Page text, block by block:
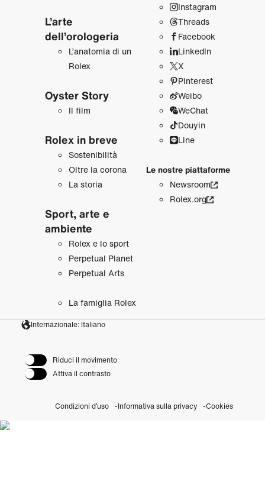
L’arte
dell’orologeria
L’anatomia di un
Rolex
Oyster Story
Il film
Rolex in breve
Sostenibilità
Oltre la corona
La storia
Sport, arte e
ambiente
Rolex e lo sport
Perpetual Planet
Perpetual Arts
La famiglia Rolex
Instagram
Threads
Facebook
LinkedIn
X
Pinterest
Weibo
WeChat
Douyin
Line
Le nostre piattaforme
Newsroom
Rolex.org
Internazionale: Italiano
Riduci il movimento
Attiva il contrasto
Condizioni d’uso Informativa sulla privacy Cookies